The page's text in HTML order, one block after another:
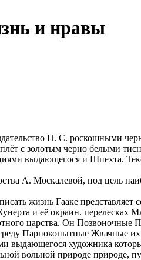
и нравы
Н. С. роскошными
с золотым черно белыми
выдающегося и Шпехта.
А. Москалевой, под цель
жизнь Гааке представляет
и её окраин. перелесках
царства. Он Позвоночные
Парнокопытные Жвачные
выдающегося художника
вольной природе природе,